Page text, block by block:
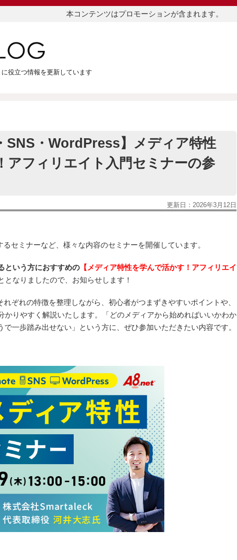
本コンテンツはプロモーションが含まれます。
役立つ情報を更新しています
SNS・WordPress】メディア特性
アフィリエイト入門セミナーの参
更新日： 2026年3月12日
セミナーなど、様々な内容のセミナーを開催しています。
という方におすすめの 【メディア特性を学んで活かす！アフィリエイ
となりましたので、お知らせします！
れぞれの特徴を整理しながら、初心者がつまずきやすいポイントや、
かりやすく解説いたします。「どのメディアから始めればいいかわか
一歩踏み出せない」という方に、ぜひ参加いただきたい内容です。